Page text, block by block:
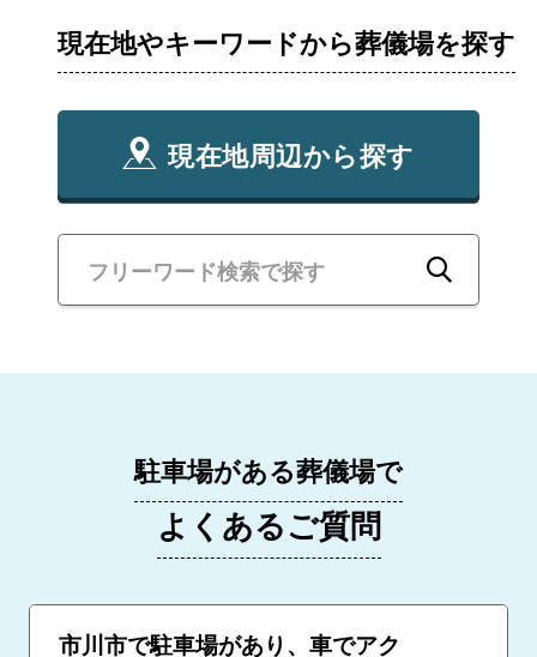
現在地やキーワードから葬儀場を探す
現在地周辺から探す
駐車場がある葬儀場で
よくあるご質問
市川市で駐車場があり、車でアク